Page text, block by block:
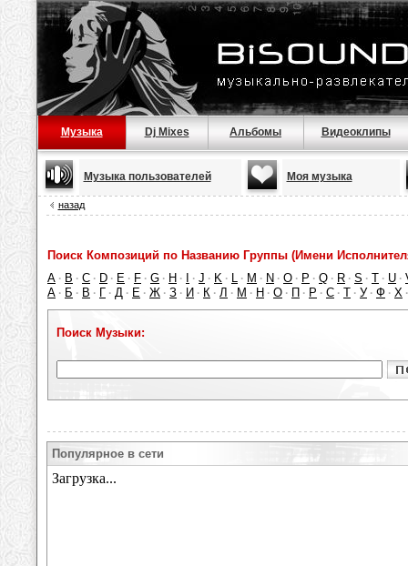
Музыка Dj Mixes Альбомы Видеоклипы
Музыка пользователей Моя музыка
назад
Поиск Композиций по Названию Группы (Имени
A · B · C · D · E · F · G · H · · J · K · L · M · N · O · P · Q · R · S · T · U ·
А · Б · В · Г · Д · Е · Ж · З · И · К · Л · М · Н · О · П · Р · С · Т · У · Ф · Х
Поиск Музыки:
Популярное в сети